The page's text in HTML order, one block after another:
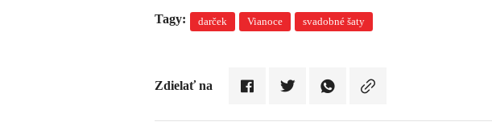
Tagy: darček Vianoce svadobné šaty
Zdielať na